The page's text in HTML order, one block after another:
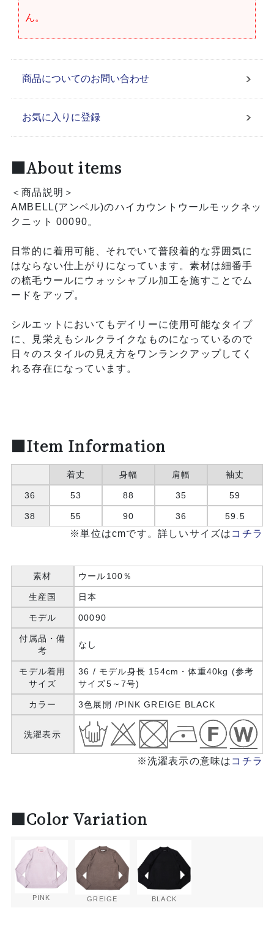
ん。
商品についてのお問い合わせ
お気に入りに登録
■About items
＜商品説明＞
AMBELL(アンベル)のハイカウントウールモックネッ
クニット 00090。
日常的に着用可能、それでいて普段着的な雰囲気に
はならない仕上がりになっています。素材は細番手
の梳毛ウールにウォッシャブル加工を施すことでム
ードをアップ。
シルエットにおいてもデイリーに使用可能なタイプ
に、見栄えもシルクライクなものになっているので
日々のスタイルの見え方をワンランクアップしてく
れる存在になっています。
■Item Information
着丈 身幅 肩幅 袖丈
36 53 88 35 59
38 55 90 36 59.5
※単位はcmです。詳しいサイズは コチラ
素材 ウール100％
生産国 日本
モデル 00090
付属品・備
考
なし
モデル着用
サイズ
36 / モデル身長 154cm・体重40kg (参考
サイズ5～7号)
カラー 3色展開 /PINK GREIGE BLACK
洗濯表示
※洗濯表示の意味は コチラ
■Color Variation
PINK GREIGE BLACK